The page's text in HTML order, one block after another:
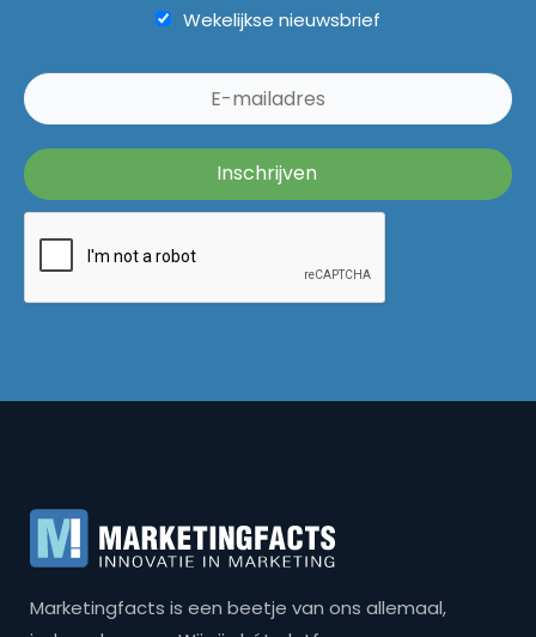
Wekelijkse nieuwsbrief
Marketingfacts is een beetje van ons allemaal,